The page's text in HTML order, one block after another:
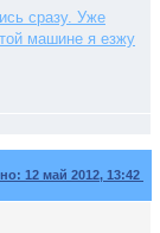
сразу. Уже
машине я езжу
12 май 2012, 13:42